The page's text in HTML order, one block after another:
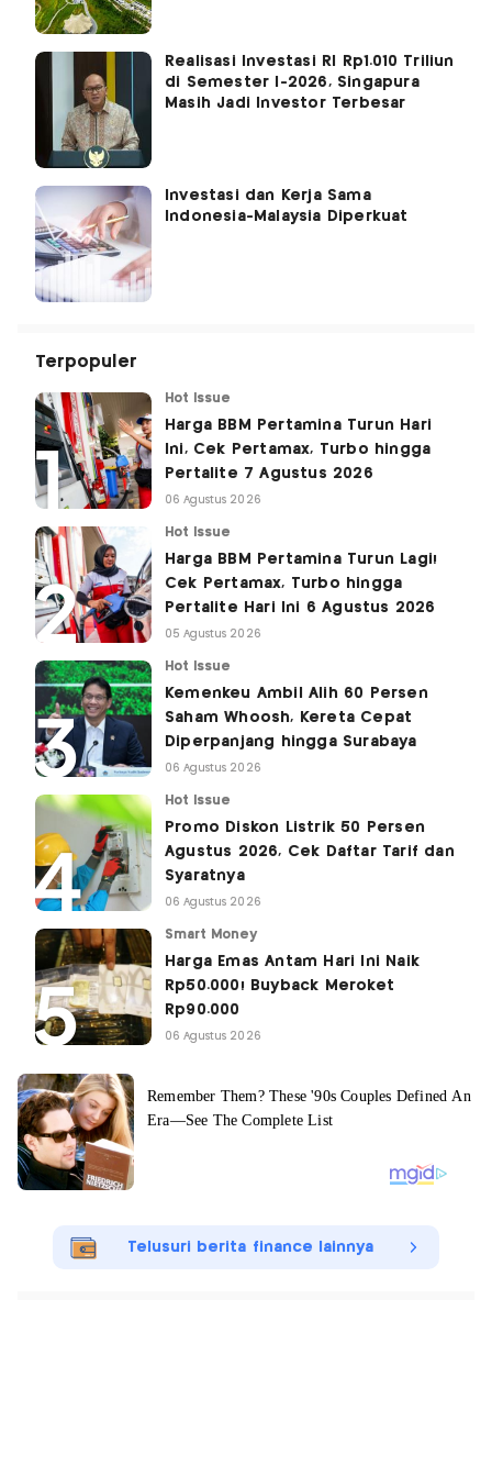
Realisasi Investasi RI Rp1.010 Triliun
di Semester I-2026, Singapura
Masih Jadi Investor Terbesar
Investasi dan Kerja Sama
Indonesia-Malaysia Diperkuat
Terpopuler
Hot Issue
Harga BBM Pertamina Turun Hari
Ini, Cek Pertamax, Turbo hingga
Pertalite 7 Agustus 2026
06 Agustus 2026
Hot Issue
Harga BBM Pertamina Turun Lagi!
Cek Pertamax, Turbo hingga
Pertalite Hari Ini 6 Agustus 2026
05 Agustus 2026
Hot Issue
Kemenkeu Ambil Alih 60 Persen
Saham Whoosh, Kereta Cepat
Diperpanjang hingga Surabaya
06 Agustus 2026
Hot Issue
Promo Diskon Listrik 50 Persen
Agustus 2026, Cek Daftar Tarif dan
Syaratnya
06 Agustus 2026
Smart Money
Harga Emas Antam Hari Ini Naik
Rp50.000! Buyback Meroket
Rp90.000
06 Agustus 2026
Telusuri berita finance lainnya